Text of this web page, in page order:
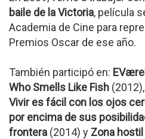
baile de la Victoria, película
Academia de Cine para
Premios Oscar de ese año.
También participó en:
Who Smells Like Fish (2012),
Vivir es fácil con los ojos
por encima de sus
frontera (2014) y Zona hostil